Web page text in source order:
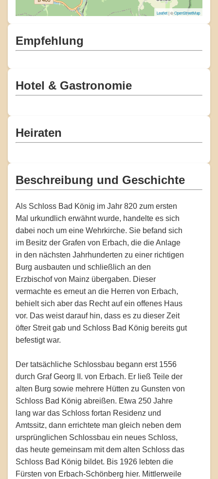
Leaflet| ©OpenStreetMap
Empfehlung
Hotel & Gastronomie
Heiraten
Beschreibung und Geschichte
Als Schloss Bad König im Jahr 820 zum ersten
Mal urkundlich erwähnt wurde, handelte es sich
dabei noch um eine Wehrkirche. Sie befand sich
im Besitz der Grafen von Erbach, die die Anlage
in den nächsten Jahrhunderten zu einer richtigen
Burg ausbauten und schließlich an den
Erzbischof von Mainz übergaben. Dieser
vermachte es erneut an die Herren von Erbach,
behielt sich aber das Recht auf ein offenes Haus
vor. Das weist darauf hin, dass es zu dieser Zeit
öfter Streit gab und Schloss Bad König bereits gut
befestigt war.
Der tatsächliche Schlossbau begann erst 1556
durch Graf Georg II. von Erbach. Er ließ Teile der
alten Burg sowie mehrere Hütten zu Gunsten von
Schloss Bad König abreißen. Etwa 250 Jahre
lang war das Schloss fortan Residenz und
Amtssitz, dann errichtete man gleich neben dem
ursprünglichen Schlossbau ein neues Schloss,
das heute gemeinsam mit dem alten Schloss das
Schloss Bad König bildet. Bis 1926 lebten die
Fürsten von Erbach-Schönberg hier. Mittlerweile